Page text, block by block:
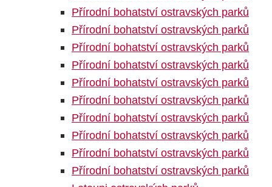
Přírodní bohatství ostravských parků
Přírodní bohatství ostravských parků
Přírodní bohatství ostravských parků
Přírodní bohatství ostravských parků
Přírodní bohatství ostravských parků
Přírodní bohatství ostravských parků
Přírodní bohatství ostravských parků
Přírodní bohatství ostravských parků
Přírodní bohatství ostravských parků
Přírodní bohatství ostravských parků